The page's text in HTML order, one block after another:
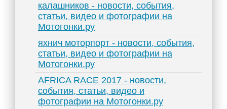
калашников - новости, события,
статьи, видео и фотографии на
Мотогонки.ру
яхнич моторпорт - новости, события,
статьи, видео и фотографии на
Мотогонки.ру
AFRICA RACE 2017 - новости,
события, статьи, видео и
фотографии на Мотогонки.ру